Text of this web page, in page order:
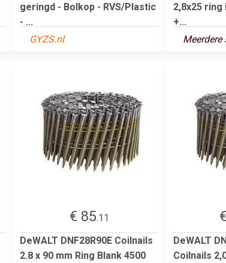
geringd - Bolkop - RVS/Plastic
- ...
GYZS.nl
2,8x25 ring
+...
Meerdere
€ 85.11
DeWALT DNF28R90E Coilnails
2.8 x 90 mm Ring Blank 4500
DeWALT
Coilnails